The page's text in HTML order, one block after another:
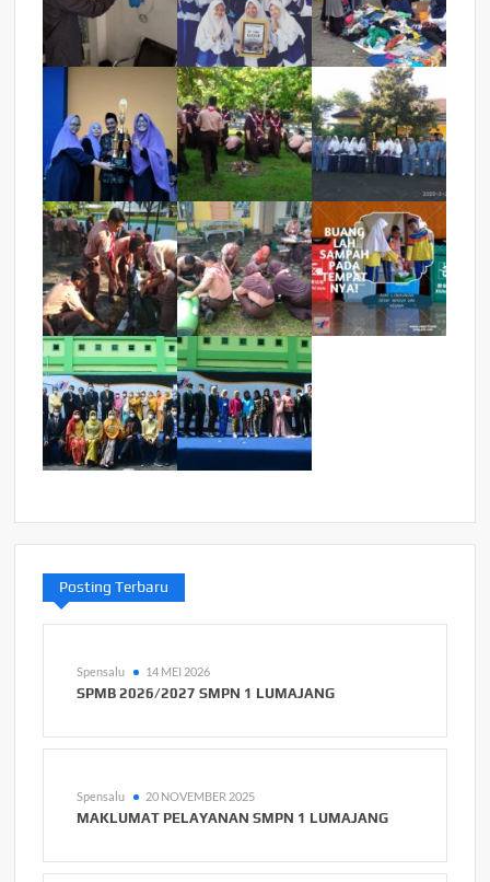
Posting Terbaru
Spensalu 14 MEI 2026
SPMB 2026/2027 SMPN 1 LUMAJANG
Spensalu 20 NOVEMBER 2025
MAKLUMAT PELAYANAN SMPN 1 LUMAJANG